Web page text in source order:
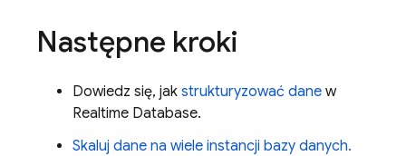
Następne kroki
Dowiedz się, jak strukturyzować dane w
Realtime Database.
Skaluj dane na wiele instancji bazy danych.